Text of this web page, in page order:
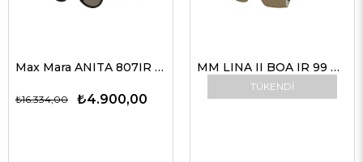
Max Mara ANITA 807IR 00 Max Mara Güneş Gözlüğü
₺4.900,00
₺16.334,00
TÜKENDI
MM LINA II BOA IR 99 G Max Mara Güneş Gözlüğü